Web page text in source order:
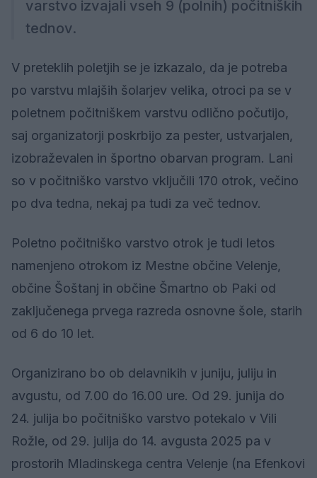
varstvo izvajali vseh 9 (polnih) počitniških
tednov.
V preteklih poletjih se je izkazalo, da je potreba
po varstvu mlajših šolarjev velika, otroci pa se v
poletnem počitniškem varstvu odlično počutijo,
saj organizatorji poskrbijo za pester, ustvarjalen,
izobraževalen in športno obarvan program. Lani
so v počitniško varstvo vključili 170 otrok, večino
po dva tedna, nekaj pa tudi za več tednov.
Poletno počitniško varstvo otrok je tudi letos
namenjeno otrokom iz Mestne občine Velenje,
občine Šoštanj in občine Šmartno ob Paki od
zaključenega prvega razreda osnovne šole, starih
od 6 do 10 let.
Organizirano bo ob delavnikih v juniju, juliju in
avgustu, od 7.00 do 16.00 ure. Od 29. junija do
24. julija bo počitniško varstvo potekalo v Vili
Rožle, od 29. julija do 14. avgusta 2025 pa v
prostorih Mladinskega centra Velenje (na Efenkovi